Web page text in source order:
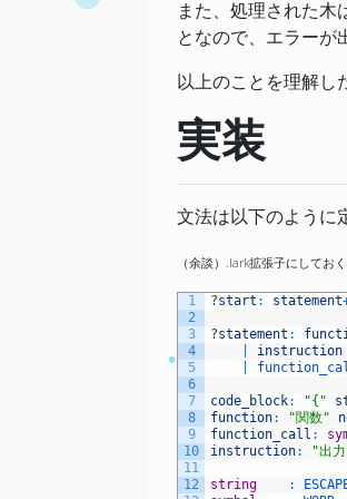
また、処理された
となので、エラーが
以上のことを理解し
実装
文法は以下のように
（余談）.lark拡張子にしてお
1
2
3
4
5
6
7
8
9
10
11
12
?start : statement
?statement :
instruction
code_block: "{"
function: "関数"
function_call :
instruction: "出
string :